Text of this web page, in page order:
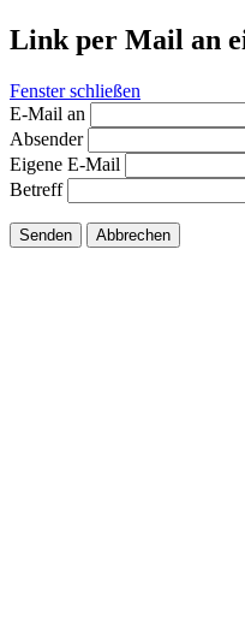
Link per Mail an
Fenster schließen
E-Mail an
Absender
Eigene E-Mail
Betreff
Senden Abbrechen